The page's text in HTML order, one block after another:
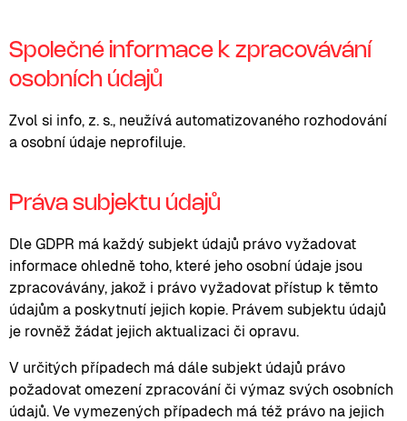
Společné informace k zpracovávání
osobních údajů
Zvol si info, z. s., neužívá automatizovaného rozhodování
a osobní údaje neprofiluje.
Práva subjektu údajů
Dle GDPR má každý subjekt údajů právo vyžadovat
informace ohledně toho, které jeho osobní údaje jsou
zpracovávány, jakož i právo vyžadovat přístup k těmto
údajům a poskytnutí jejich kopie. Právem subjektu údajů
je rovněž žádat jejich aktualizaci či opravu.
V určitých případech má dále subjekt údajů právo
požadovat omezení zpracování či výmaz svých osobních
údajů. Ve vymezených případech má též právo na jejich